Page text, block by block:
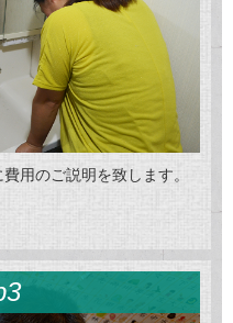
用のご説明を致します。